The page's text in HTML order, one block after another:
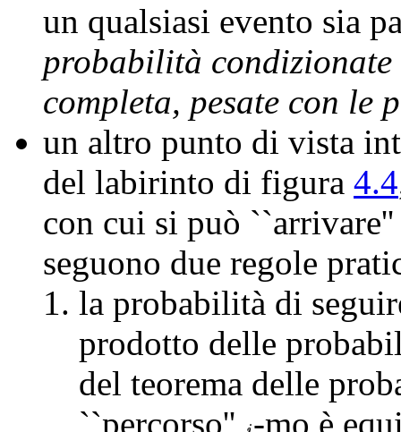
un qualsiasi evento sia
probabilità
completa, pesate con
un altro punto di vista
del labirinto di figura 4.4
con cui si può
seguono due regole
la probabilità di
prodotto delle
del teorema delle
``percorso'' -mo è